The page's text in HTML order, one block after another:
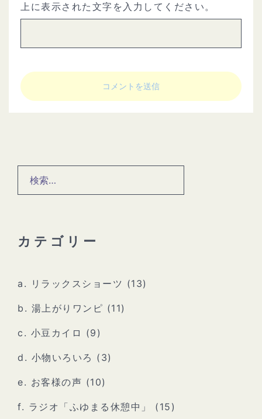
上に表示された文字を入力してください。
索:
カテゴリー
a. リラックスショーツ (13)
b. 湯上がりワンピ (11)
c. 小豆カイロ (9)
d. 小物いろいろ (3)
e. お客様の声 (10)
f. ラジオ「ふゆまる休憩中」 (15)